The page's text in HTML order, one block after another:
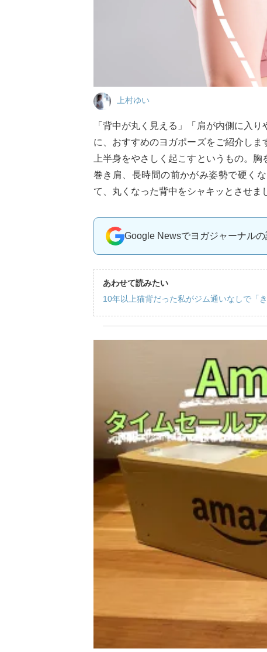
上村ゆい
「背中が丸く見える」「肩が内側に入
に、おすすめのヨガポーズをご紹介し
上半身をやさしく起こすというもの。
巻き肩、長時間の前かがみ姿勢で硬く
て、丸くなった背中をシャキッとさせま
Google Newsでヨガジャーナル
あわせて読みたい
10年以上猫背だった私がジム通いなしで「